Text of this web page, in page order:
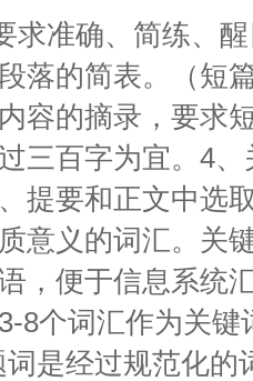
求准确、简练、
落的简表。（短
容的摘录，要求
三百字为宜。4
提要和正文中选
意义的词汇。关
，便于信息系统
8个词汇作为关键
词是经过规范化